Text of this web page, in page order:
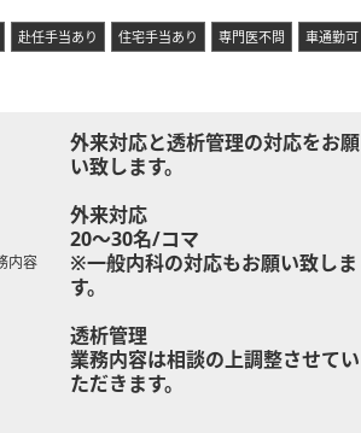
赴任手当あり 住宅手当あり 専門医不問 車通勤可
内容
外来対応と透析管理の対応をお願
い致します。
外来対応
20～30名/コマ
※一般内科の対応もお願い致しま
す。
透析管理
業務内容は相談の上調整させてい
ただきます。